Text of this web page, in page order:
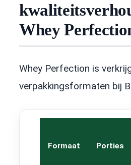
Whey
Whey Perfection is
verpakkingsformaten bij
Formaat Porties